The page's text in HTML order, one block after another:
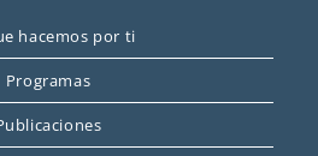
hacemos por ti
Programas